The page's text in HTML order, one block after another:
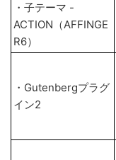
・子テーマ -
ACTION（AFFINGE
R6）
・Gutenbergプラグ
イン2